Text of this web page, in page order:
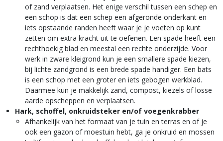
of zand verplaatsen. Het enige verschil tussen een schep en
een schop is dat een schep een afgeronde onderkant en
iets opstaande randen heeft waar je je voeten op kunt
zetten om extra kracht uit te oefenen. Een spade heeft een
rechthoekig blad en meestal een rechte onderzijde. Voor
werk in zware kleigrond kun je een smallere spade kiezen,
bij lichte zandgrond is een brede spade handiger. Een bats
is een schop met een groter en iets gebogen werkblad.
Daarmee kun je makkelijk zand, compost, kiezels of losse
aarde opscheppen en verplaatsen.
Hark, schoffel, onkruidsteker en/of voegenkrabber
Afhankelijk van het formaat van je tuin en terras en of je
ook een gazon of moestuin hebt, ga je onkruid en mossen